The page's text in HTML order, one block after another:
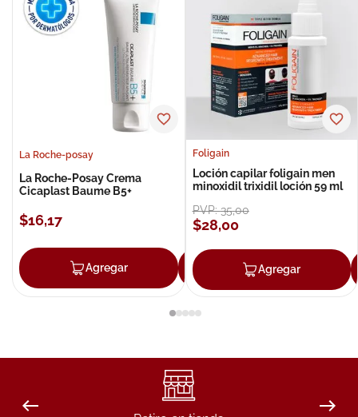
La Roche-posay
La Roche-Posay Crema
Cicaplast Baume B5+
$16,17
Agregar Agregar
Foligain
Loción capilar foligain men
minoxidil trixidil loción 59 ml
PVP:35,00
$28,00
Agregar